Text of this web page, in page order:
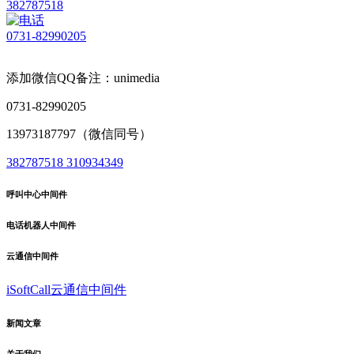
382787518
0731-82990205
添加微信QQ备注：unimedia
0731-82990205
13973187797（微信同号）
382787518 310934349
呼叫中心中间件
电话机器人中间件
云通信中间件
iSoftCall云通信中间件
新闻文章